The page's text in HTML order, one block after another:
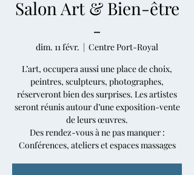
Salon Art & Bien-être
-
dim. 11 févr.
  |
Centre Port-Royal
L’art, occupera aussi une place de choix,
peintres, sculpteurs, photographes,
réserveront bien des surprises. Les artistes
seront réunis autour d’une exposition-vente
de leurs œuvres.
Des rendez-vous à ne pas manquer :
Conférences, ateliers et espaces massages